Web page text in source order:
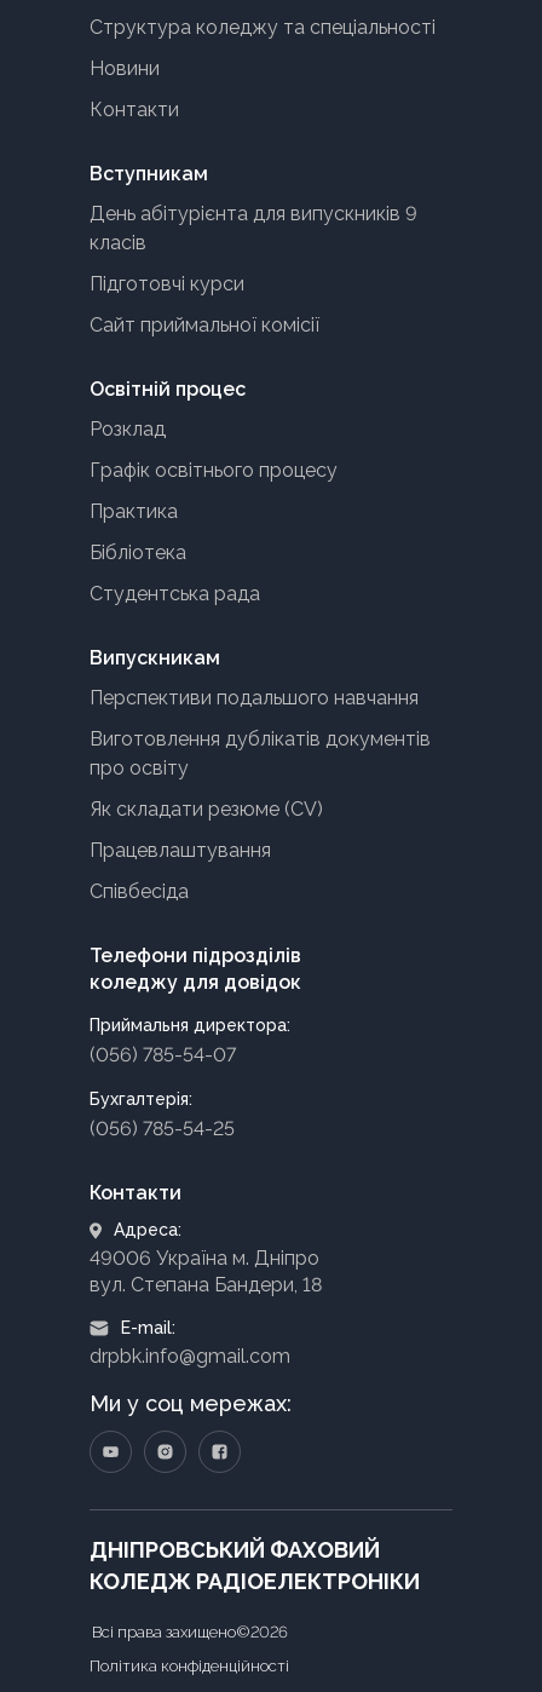
Структура коледжу та спеціальності
Новини
Контакти
Вступникам
День абітурієнта для випускників 9
класів
Підготовчі курси
Сайт приймальної комісії
Освітній процес
Розклад
Графік освітнього процесу
Практика
Бібліотека
Студентська рада
Випускникам
Перспективи подальшого навчання
Виготовлення дублікатів документів
про освіту
Як складати резюме (CV)
Працевлаштування
Співбесіда
Телефони підрозділів
коледжу для довідок
Приймальня директора:
(056) 785-54-07
Бухгалтерія:
(056) 785-54-25
Контакти
Адреса:
49006 Україна м. Дніпро
вул. Степана Бандери, 18
E-mail:
drpbk.info@gmail.com
Ми у соц мережах:
ДНІПРОВСЬКИЙ ФАХОВИЙ
КОЛЕДЖ РАДІОЕЛЕКТРОНІКИ
Всі права захищено©2026
Політика конфіденційності